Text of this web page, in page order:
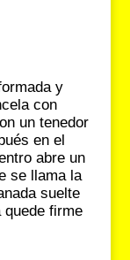
y
con
un tenedor
en el
abre un
se llama la
suelte
quede firme